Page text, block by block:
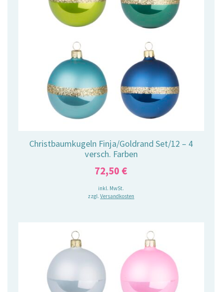
Christbaumkugeln Finja/Goldrand Set/12 – 4
versch. Farben
72,50 €
inkl. MwSt.
zzgl. Versandkosten